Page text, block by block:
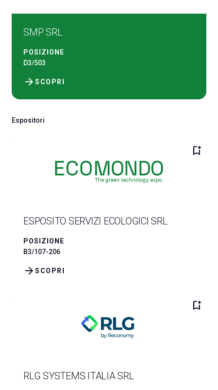
SMP SRL
POSIZIONE
D3/503
SCOPRI
arrow_forward
Espositori
bookmark_add
ESPOSITO SERVIZI ECOLOGICI SRL
POSIZIONE
B3/107-206
SCOPRI
arrow_forward
bookmark_add
RLG SYSTEMS ITALIA SRL